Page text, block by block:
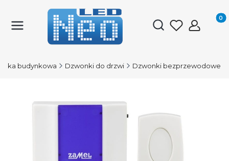
Otwórz
budynkowa Dzwonki do drzwi Dzwonki bezprzewodowe